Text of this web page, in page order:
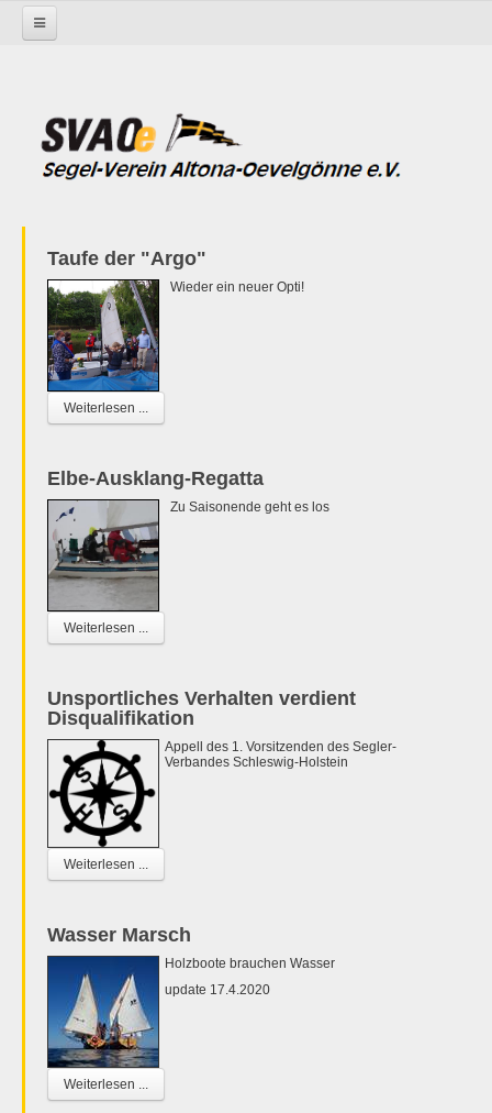
Taufe der "Argo"
Wieder ein neuer Opti!
Weiterlesen ...
Elbe-Ausklang-Regatta
Zu Saisonende geht es los
Weiterlesen ...
Unsportliches Verhalten verdient
Disqualifikation
Appell des 1. Vorsitzenden des Segler-
Verbandes Schleswig-Holstein
Weiterlesen ...
Wasser Marsch
Holzboote brauchen Wasser
update 17.4.2020
Weiterlesen ...